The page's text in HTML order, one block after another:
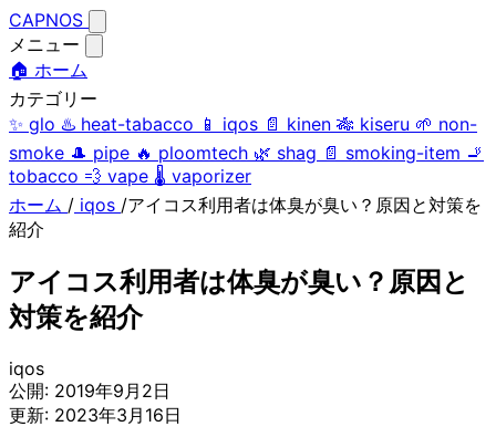
CAPNOS
メニュー
🏠 ホーム
カテゴリー
✨ glo ♨️ heat-tabacco 📱 iqos 📄 kinen 🎋 kiseru 🌱 non-
smoke 🎩 pipe 🔥 ploomtech 🌿 shag 📄 smoking-item 🚬
tobacco 💨 vape 🌡️ vaporizer
ホーム / iqos /アイコス利用者は体臭が臭い？原因と対策を
紹介
アイコス利用者は体臭が臭い？原因と
対策を紹介
iqos
公開: 2019年9月2日
更新: 2023年3月16日